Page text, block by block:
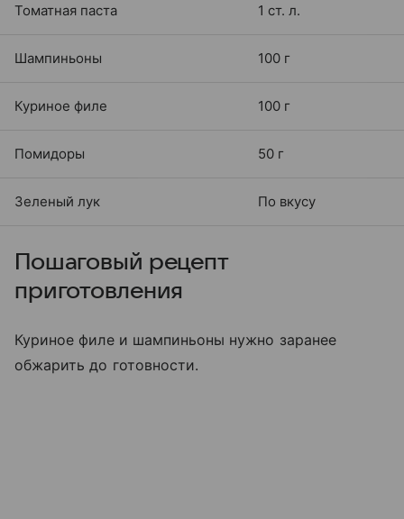
Томатная паста 1 ст. л.
Шампиньоны 100 г
Куриное филе 100 г
Помидоры 50 г
Зеленый лук По вкусу
Пошаговый рецепт
приготовления
Куриное филе и шампиньоны нужно заранее
обжарить до готовности.